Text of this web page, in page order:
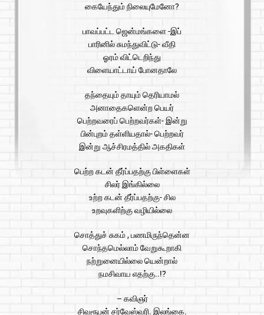
கையேந்தும் நிலையுமேனோ?
பாவப்பட்ட ஜென்மங்களை -இப்
பாரினில் சுமந்துவிட்டு- வீதி
ஓரம் விட்டெறிந்து
விளையாட்டாய் போனதாலே
தந்தையும் தாயும் தெரியாமல்
அனாதைகளென்ற பெயர்
பெற்றவரைப் பெற்றவர்கள்- இன்று
பின்புறம் தள்ளியதால்- பெற்றவர்
இன்று ஆச்சிரமத்தில் அகதிகள்
பெற்ற கடன் தீர்ப்பதற்கு பிள்ளைகள்
சிலர் இங்கில்லை
உற்ற கடன் தீர்ப்பதற்கு- சில
உறவுகளிற்கு வழியில்லை
சொத்துச் சுகம் , பணமிருந்தென்ன
சொந்தமெல்லாம் வேறுகூறாகி
நற்றுனையில்லை யென்றால்
நமசிவாய எதற்கு..!?
– கவிஞர்
சிவரூபன் சர்வேஸ்வரி. இலங்கை.